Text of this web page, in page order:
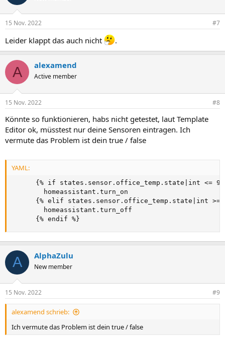
15 Nov. 2022 #7
Leider klappt das auch nicht .
A alexamend
Active member
15 Nov. 2022 #8
Könnte so funktionieren, habs nicht getestet, laut Template
Editor ok, müsstest nur deine Sensoren eintragen. Ich
vermute das Problem ist dein true / false
YAML:
{ % if states.sensor.office_temp.state
int <=
        homeassistant.turn_on
{ % elif states.sensor.office_temp.state int >=
        homeassistant.turn_off
{ % endif % }
A AlphaZulu
New member
15 Nov. 2022 #9
alexamend schrieb:
Ich vermute das Problem ist dein true / false